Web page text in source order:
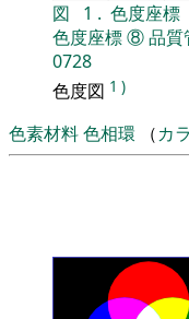
図 1 . 色度座標
色度座標⑧品質
0728
色度図 1 )
色素材料色相環 （カ